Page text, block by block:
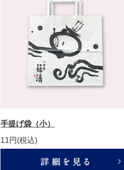
手提げ袋（小）
11円 (税込)